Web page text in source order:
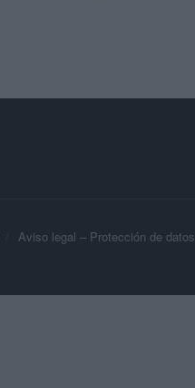
Aviso legal – Protección de datos